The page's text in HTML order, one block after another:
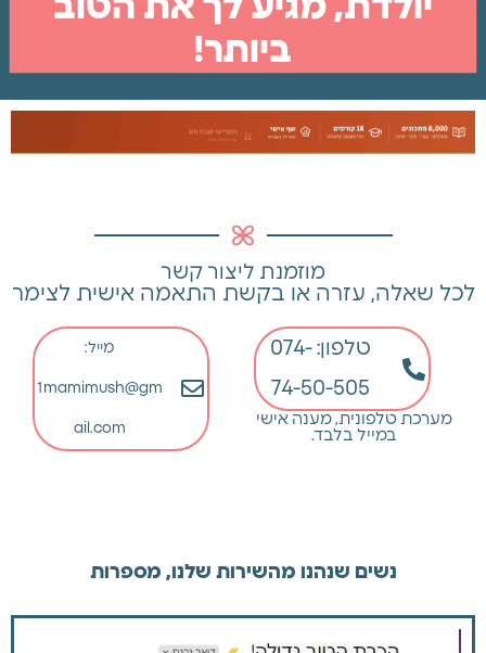
סיפור
קוד
קופון:
mamush1
גופיות
הנקה
סימפיזיוליזיס!
יולדת, מגיע לך את הטוב
ביותר!
מוזמנת ליצור קשר
לכל שאלה, עזרה או בקשת התאמה אישית לצימר
טלפון: 074-
74-50-505
מערכת טלפונית, מענה אישי
במייל בלבד.
מייל:
1mamimush@gm
ail.com
נשים שנהנו מהשירות שלנו, מספרות